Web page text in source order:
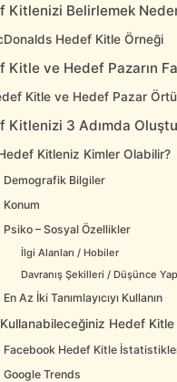
Kitlenizi Belirlemek
Hedef Kitle Örneği
Kitle ve Hedef Pazarın
Kitle ve Hedef Pazar
Kitlenizi 3 Adımda
Kitleniz Kimler Olabilir?
Demografik Bilgiler
Konum
Psiko – Sosyal Özellikler
İlgi Alanları / Hobiler
Davranış Şekilleri / Düşünce
En Az İki Tanımlayıcıyı Kullanın
Hedef Kitle
Facebook Hedef Kitle
Google Trends